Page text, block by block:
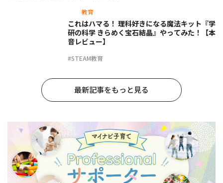
教育
#STEAM教育
これはハマる！ 理科好きになる魔法キット『学
研の科学 きらめく宝石結晶』やってみた！【本
音レビュー】
最新記事をもっと見る